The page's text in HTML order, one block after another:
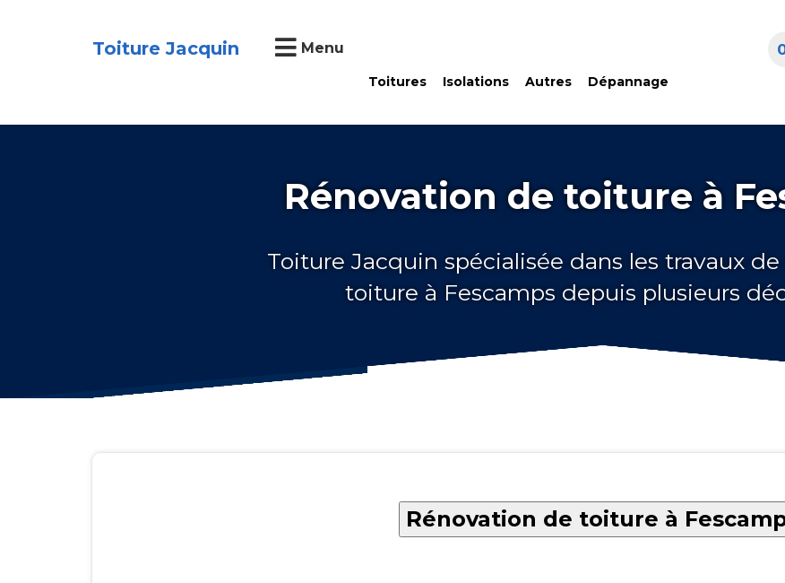
Toiture Jacquin Menu
Toitures Isolations Autres Dépannage
Rénovation de toiture à
Toiture Jacquin spécialisée dans les travaux
toiture à Fescamps depuis plusieurs
Rénovation de toiture à